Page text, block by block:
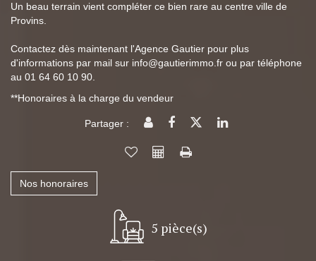
Un beau terrain vient compléter ce bien rare au centre ville de
Provins.
Contactez dès maintenant l'Agence Gautier pour plus
d'informations par mail sur info@gautierimmo.fr ou par téléphone
au 01 64 60 10 90.
**Honoraires à la charge du vendeur
Partager :
Nos honoraires
5 pièce(s)